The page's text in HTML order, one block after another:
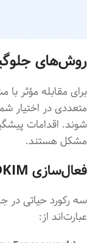
روش‌های
برای مقابله مؤثر
متعددی در اختیار
شوند. اقدامات
مشکل هستند.
فعال‌سازی SPF، DKIM و DMARC
سه رکورد حیاتی در
عبارت‌اند از: